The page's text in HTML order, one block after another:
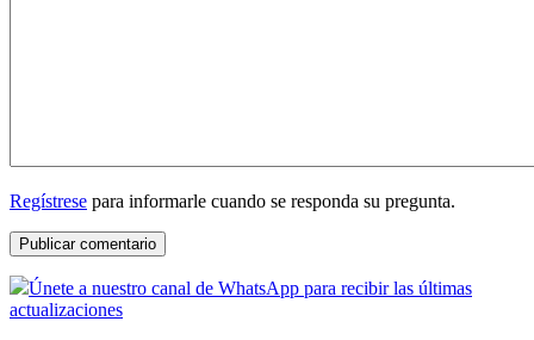
Regístrese para informarle cuando se responda su pregunta.
Únete a nuestro canal de WhatsApp para recibir las últimas
actualizaciones